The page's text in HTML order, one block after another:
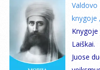
Valdovo
knygoje
Laiškai.
Juose